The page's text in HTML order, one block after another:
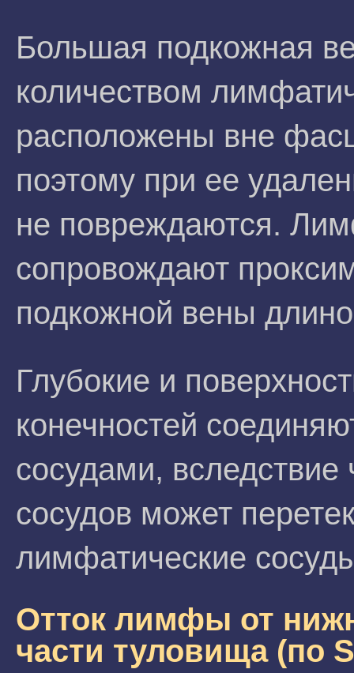
Большая подкожная
количеством
расположены вне
поэтому при ее
не повреждаются.
сопровождают
подкожной вены
Глубокие и
конечностей
сосудами, вследствие
сосудов может
лимфатические
Отток лимфы от
части туловища (по